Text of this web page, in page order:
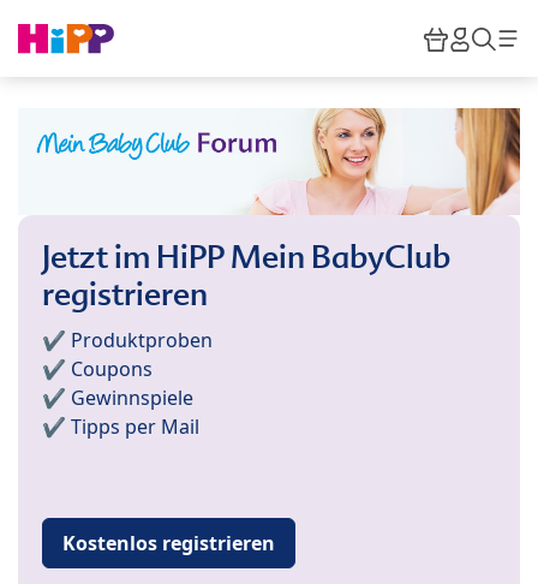
HiPP
Jetzt im HiPP Mein BabyClub
registrieren
✔️ Produktproben
✔️ Coupons
✔️ Gewinnspiele
✔️ Tipps per Mail
Kostenlos registrieren